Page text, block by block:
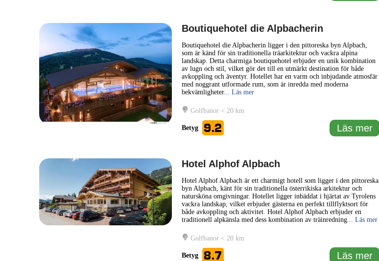
Boutiquehotel die Alpbacherin
Boutiquehotel die Alpbacherin ligger i den pittoreska byn Alpbach,
som är känd för sin traditionella träarkitektur och vackra alpina
landskap. Detta charmiga boutiquehotel erbjuder en unik kombination
av lugn och stil, vilket gör det till en utmärkt destination för både
avkoppling och äventyr. Hotellet har en varm och inbjudande atmosfär
med noggrant utformade rum, som är inredda med moderna
bekvämligheter... Läs mer
Golfbanor < 20 km
Betyg 9.2 Läs mer
Hotel Alphof Alpbach
Hotel Alphof Alpbach är ett charmigt hotell som ligger i den pittoreska
byn Alpbach, känt för sin traditionella österrikiska arkitektur och
natursköna omgivningar. Hotellet ligger inbäddat i hjärtat av Tyrolens
vackra landskap, vilket erbjuder gästerna en perfekt tillflyktsort för
både avkoppling och aktivitet. Hotel Alphof Alpbach erbjuder en
traditionell alpkänsla med dess kombination av träinredning... Läs mer
Golfbanor < 20 km
Betyg 8.7 Läs mer